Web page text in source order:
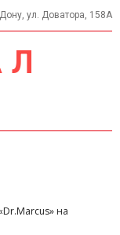
ул. Доватора, 158А
на